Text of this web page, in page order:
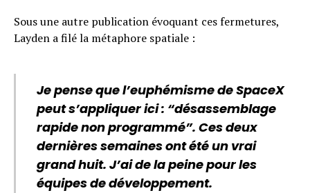
Sous une autre publication évoquant ces fermetures,
Layden a filé la métaphore spatiale :
Je pense que l’euphémisme de SpaceX
peut s’appliquer ici : “désassemblage
rapide non programmé”. Ces deux
dernières semaines ont été un vrai
grand huit. J’ai de la peine pour les
équipes de développement.